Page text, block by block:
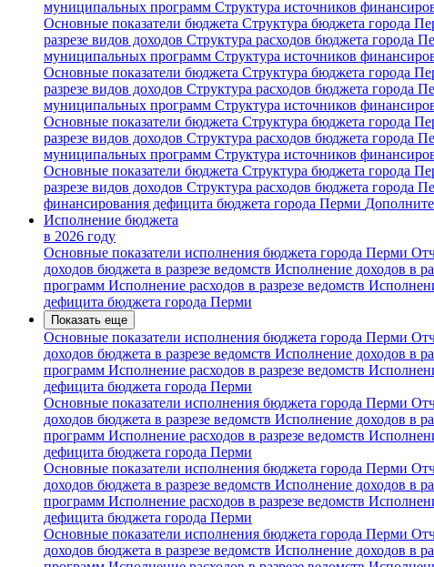
муниципальных программ Структура источников
Основные показатели бюджета Структура бюджета города
разрезе видов доходов Структура расходов бюджета города
муниципальных программ Структура источников
Основные показатели бюджета Структура бюджета города
разрезе видов доходов Структура расходов бюджета города
муниципальных программ Структура источников
Основные показатели бюджета Структура бюджета города
разрезе видов доходов Структура расходов бюджета города
муниципальных программ Структура источников
Основные показатели бюджета Структура бюджета города
разрезе видов доходов Структура расходов бюджета города
финансирования дефицита бюджета города Перми
Исполнение бюджета
в 2026 году
Основные показатели исполнения бюджета города Перми
доходов бюджета в разрезе ведомств Исполнение доходов в
программ Исполнение расходов в разрезе ведомств
дефицита бюджета города Перми
Показать еще
Основные показатели исполнения бюджета города Перми
доходов бюджета в разрезе ведомств Исполнение доходов в
программ Исполнение расходов в разрезе ведомств
дефицита бюджета города Перми
Основные показатели исполнения бюджета города Перми
доходов бюджета в разрезе ведомств Исполнение доходов в
программ Исполнение расходов в разрезе ведомств
дефицита бюджета города Перми
Основные показатели исполнения бюджета города Перми
доходов бюджета в разрезе ведомств Исполнение доходов в
программ Исполнение расходов в разрезе ведомств
дефицита бюджета города Перми
Основные показатели исполнения бюджета города Перми
доходов бюджета в разрезе ведомств Исполнение доходов в